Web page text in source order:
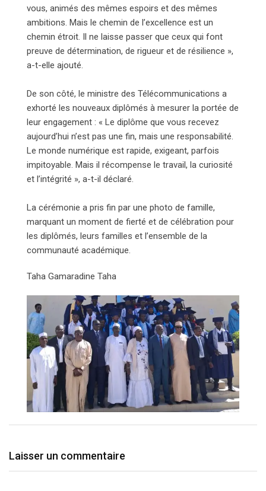
vous, animés des mêmes espoirs et des mêmes
ambitions. Mais le chemin de l’excellence est un
chemin étroit. Il ne laisse passer que ceux qui font
preuve de détermination, de rigueur et de résilience »,
a-t-elle ajouté.
De son côté, le ministre des Télécommunications a
exhorté les nouveaux diplômés à mesurer la portée de
leur engagement : « Le diplôme que vous recevez
aujourd’hui n’est pas une fin, mais une responsabilité.
Le monde numérique est rapide, exigeant, parfois
impitoyable. Mais il récompense le travail, la curiosité
et l’intégrité », a-t-il déclaré.
La cérémonie a pris fin par une photo de famille,
marquant un moment de fierté et de célébration pour
les diplômés, leurs familles et l’ensemble de la
communauté académique.
Taha Gamaradine Taha
Laisser un commentaire